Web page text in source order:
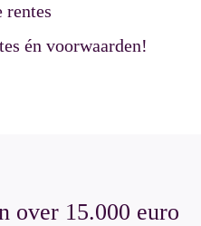
rentes
én voorwaarden!
over 15.000 euro